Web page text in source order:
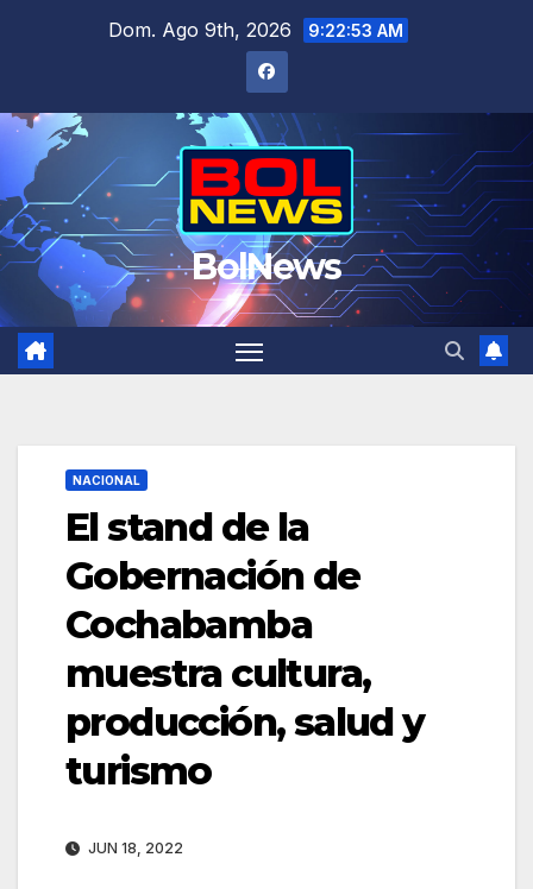
Dom. Ago 9th, 2026 9:22:55 AM
BolNews
NACIONAL
El stand de la
Gobernación de
Cochabamba
muestra cultura,
producción, salud y
turismo
JUN 18, 2022